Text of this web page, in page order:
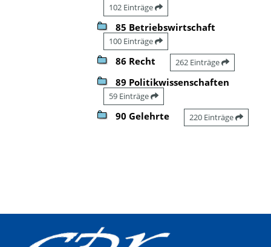
102 Einträge
85 Betriebswirtschaft
100 Einträge
86 Recht 262 Einträge
89 Politikwissenschaften
59 Einträge
90 Gelehrte 220 Einträge